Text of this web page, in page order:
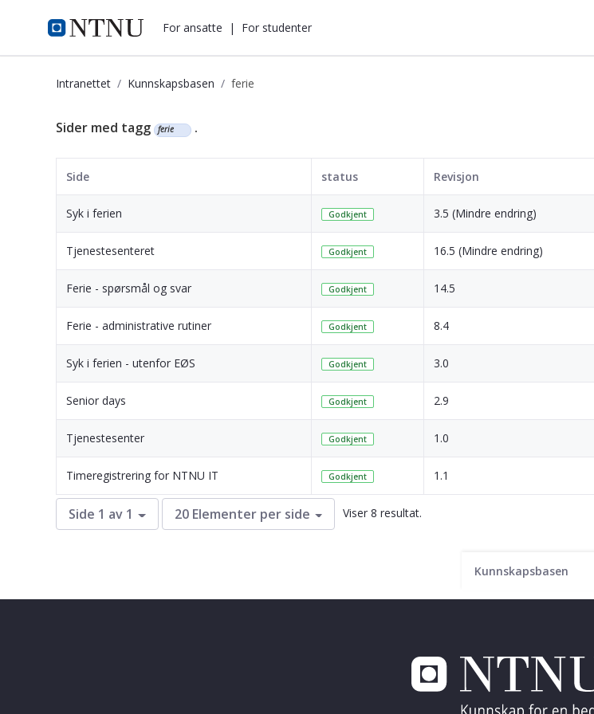
i.ntnu.no For ansatte | For studenter
Intranettet Kunnskapsbasen ferie
Kunnskapsbasen
Kunnskapsbasen
Sider med tagg ferie .
Side status Revisjon
Syk i ferien Godkjent 3.5 (Mindre endring)
Tjenestesenteret Godkjent 16.5 (Mindre endring)
Ferie - spørsmål og svar Godkjent 14.5
Ferie - administrative rutiner Godkjent 8.4
Syk i ferien - utenfor EØS Godkjent 3.0
Senior days Godkjent 2.9
Tjenestesenter Godkjent 1.0
Timeregistrering for NTNU IT Godkjent 1.1
Side 1 av 1 20 Elementer per side Viser 8 resultat.